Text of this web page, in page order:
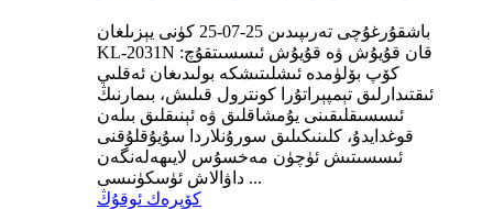
باشقۇرغۇچى تەرىپىدىن 25-07-25 كۈنى يېزىلغان
KL-2031N قان قۇيۇش ۋە قۇيۇش ئىسسىتقۇچ:
كۆپ بۆلۈمدە ئىشلىتىشكە بولىدىغان ئەقلىي
ئىقتىدارلىق تېمپېراتۇرا كونترول قىلىش، بىمارنىڭ
ئىسسىقلىقىنى يۇمشاقلىق ۋە ئېنىقلىق بىلەن
قوغدايدۇ، كلىنىكىلىق سورۇنلاردا سۇيۇقلۇقنى
ئىسسىتىش ئۈچۈن مەخسۇس لايىھەلەنگەن
داۋالاش ئۈسكۈنىسى ...
كۆپرەك ئوقۇڭ